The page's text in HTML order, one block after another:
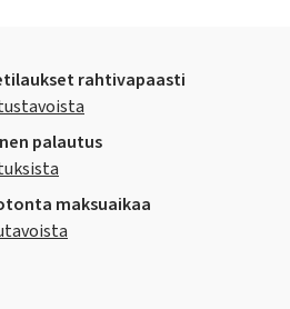
rahtivapaasti
palautus
maksuaikaa